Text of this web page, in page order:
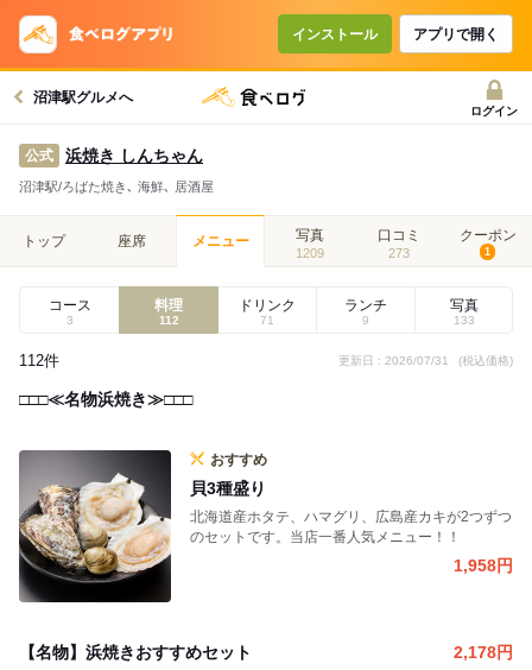
インストール アプリで開く
沼津駅グルメへ
ログイン
公式 浜焼き しんちゃん
沼津駅/ろばた焼き､ 海鮮､ 居酒屋
トップ 座席 メニュー 写真
1209
口コミ
273
クーポン
1
コース
3
料理
112
ドリンク
71
ランチ
9
写真
133
112件 更新日 : 2026/07/31 (税込価格)
□□□≪名物浜焼き≫□□□
おすすめ
貝3種盛り
北海道産ホタテ、ハマグリ、広島産カキが2つずつ
のセットです。当店一番人気メニュー！！
1,958円
【名物】浜焼きおすすめセット 2,178円